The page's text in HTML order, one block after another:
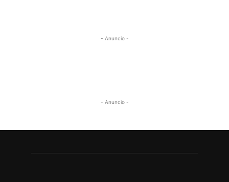
- Anuncio -
- Anuncio -